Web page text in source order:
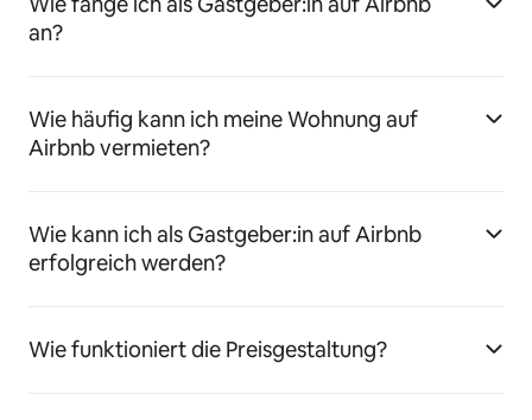
an?
Wie häufig kann ich meine Wohnung auf
Airbnb vermieten?
Wie kann ich als Gastgeber:in auf Airbnb
erfolgreich werden?
Wie funktioniert die Preisgestaltung?